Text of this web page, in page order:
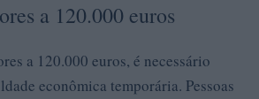
a 120.000 euros
a 120.000 euros, é necessário
econômica temporária. Pessoas